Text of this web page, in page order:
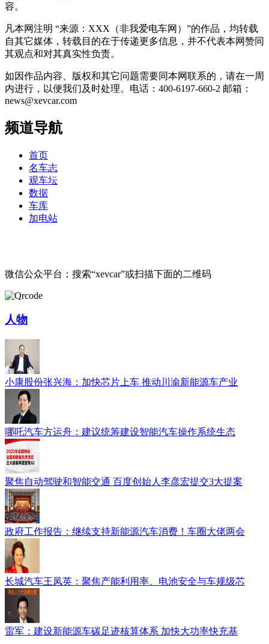
容。
凡本网注明 “来源：XXX（非我爱电车网）”的作品，均转载
自其它媒体，转载目的在于传递更多信息，并不代表本网赞同
其观点和对其真实性负责。
如因作品内容、版权和其它问题需要同本网联系的，请在一周
内进行，以便我们及时处理。电话：400-6197-660-2 邮箱：
news@xevcar.com
频道导航
首页
名车志
观车坛
数据
车库
加电站
微信公众平台：搜索“xevcar”或扫描下面的二维码
人物
小康股份张兴海：加快芯片上车 推动川渝新能源车产业
哪吒汽车方运舟：建议统筹建设智能汽车操作系统生态
聚焦自动驾驶和智能交通 百度创始人李彦宏提交3大提案
政府工作报告：继续支持新能源汽车消费！车圈大佬两会
长城汽车王凤英：聚焦产能利用率、电池安全与车规级芯
雷军：建设新能源车碳足迹核算体系 加快大功率快充基